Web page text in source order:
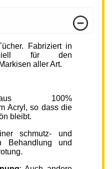
Fabriziert in
für den
aller Art.
100%
Acryl, so dass die
bleibt.
schmutz- und
Behandlung und